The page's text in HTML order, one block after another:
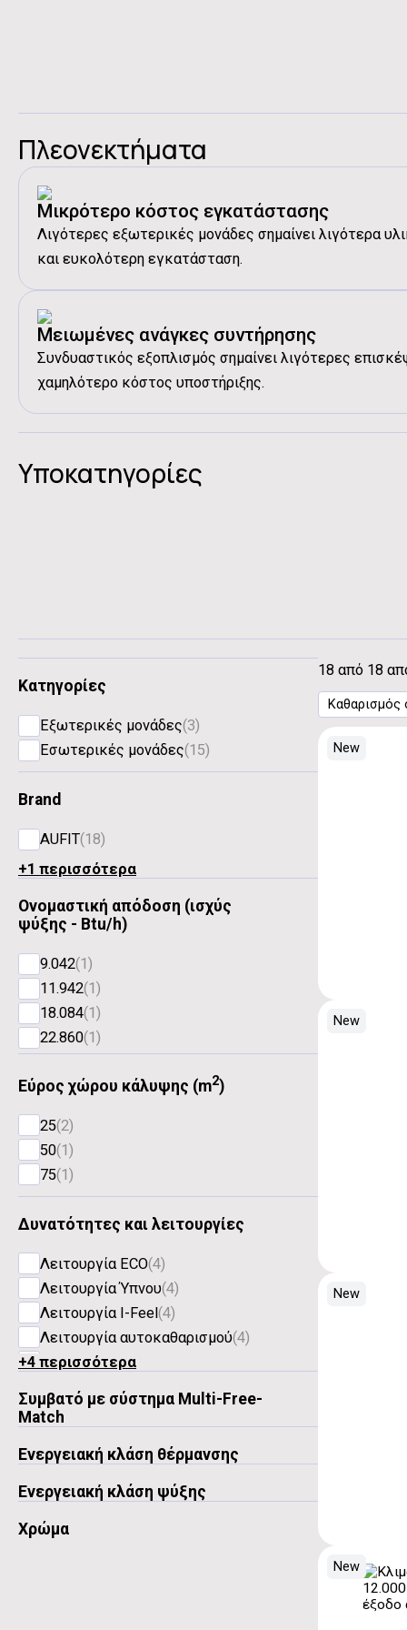
Πλεονεκτήματα
Μικρότερο κόστος εγκατάστασης
Λιγότερες εξωτερικές μονάδες σημαίνει λιγότερα
και ευκολότερη εγκατάσταση.
Μειωμένες ανάγκες συντήρησης
Συνδυαστικός εξοπλισμός σημαίνει λιγότερες
χαμηλότερο κόστος υποστήριξης.
Υποκατηγορίες
Κατηγορίες
Εξωτερικές μονάδες(3)
Εσωτερικές μονάδες(15)
Brand
AUFIT(18)
+1 περισσότερα
Ονομαστική απόδοση (ισχύς
ψύξης - Btu/h)
9.042(1)
11.942(1)
18.084(1)
22.860(1)
Εύρος χώρου κάλυψης (m2)
25(2)
50(1)
75(1)
Δυνατότητες και λειτουργίες
Λειτουργία ECO(4)
Λειτουργία Ύπνου(4)
Λειτουργία I-Feel(4)
Λειτουργία αυτοκαθαρισμού(4)
Αθόρυβο(4)
+4 περισσότερα
Συμβατό με σύστημα Multi-Free-
Match
Ναι(4)
Ενεργειακή κλάση θέρμανσης
A+++(4)
Ενεργειακή κλάση ψύξης
A++(4)
Χρώμα
18 από 18
Καθαρισμός
New
New
New
New